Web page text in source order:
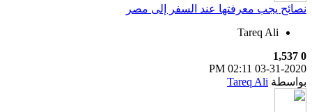
نصائح يجب معرفتها عند السفر إلى مصر
Tareq Ali
0
1,537
03-31-2020
02:11 PM
بواسطة Tareq Ali